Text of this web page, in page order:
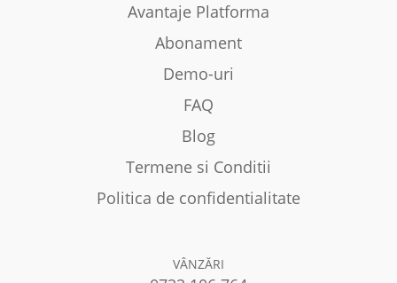
Avantaje Platforma
Abonament
Demo-uri
FAQ
Blog
Termene si Conditii
Politica de confidentialitate
VÂNZĂRI